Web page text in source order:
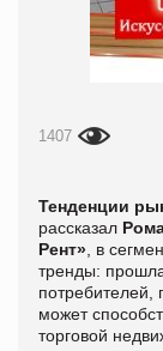
1407
Тенденции
рассказал
Рент» , в
тренды:
потребителей,
может
торговой